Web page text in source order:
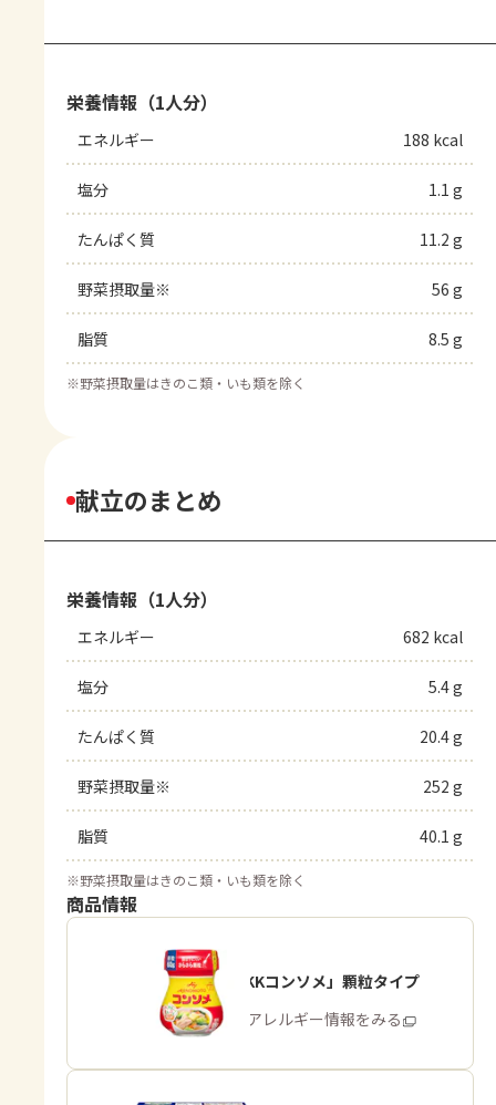
栄養情報（1人分）
エネルギー 188 kcal
塩分 1.1 g
たんぱく質 11.2 g
野菜摂取量※ 56 g
脂質 8.5 g
※野菜摂取量はきのこ類・いも類を除く
献立のまとめ
栄養情報（1人分）
エネルギー 682 kcal
塩分 5.4 g
たんぱく質 20.4 g
野菜摂取量※ 252 g
脂質 40.1 g
※野菜摂取量はきのこ類・いも類を除く
商品情報
「味の素KKコンソメ」顆粒タイプ
商品・アレルギー情報をみる